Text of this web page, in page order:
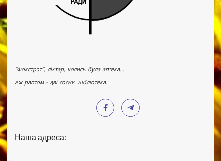
"Фокстрот", ліхтар, колись була аптека...
Аж раптом - дві сосни. Бібліотека.
Наша адреса: